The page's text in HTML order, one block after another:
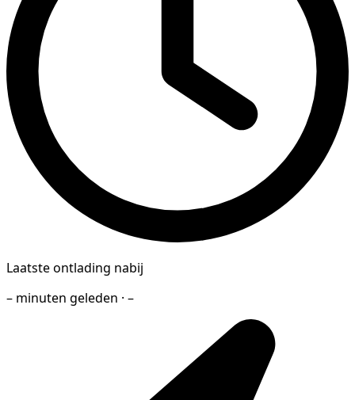
Laatste ontlading nabij
– minuten geleden · –